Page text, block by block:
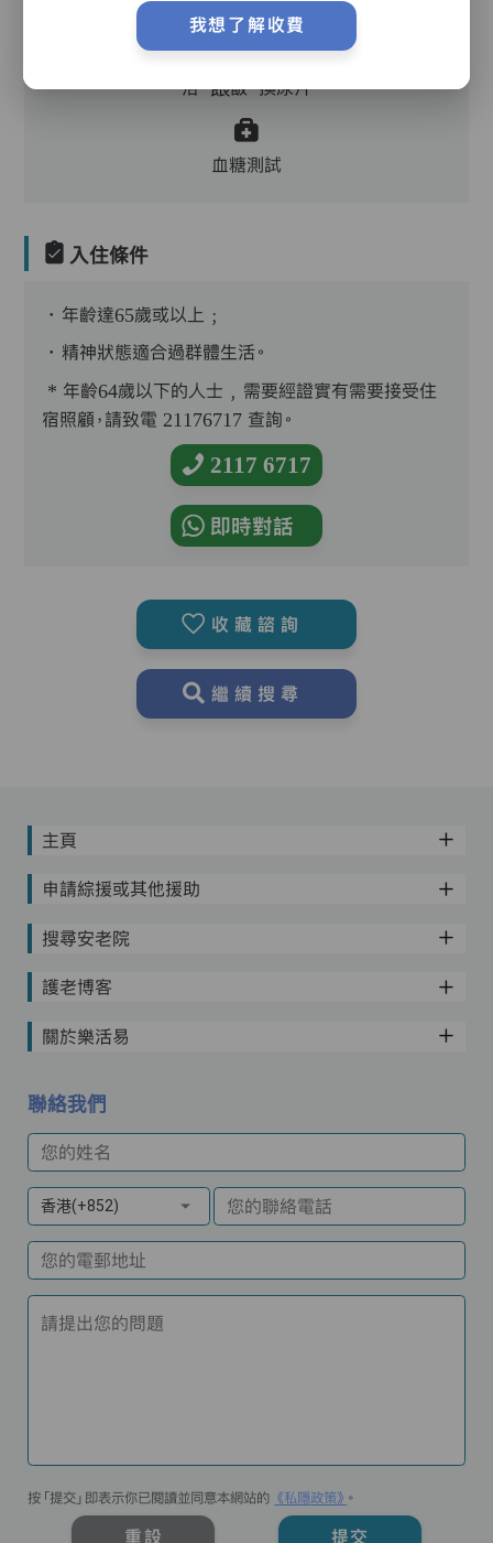
護理評估、執藥、核派藥、量度生命表徵、協助沐
浴、餵飯、換尿片
血糖測試
入住條件
．年齡達65歲或以上﹔
．精神狀態適合過群體生活。
* 年齡64歲以下的人士﹐需要經證實有需要接受住
宿照顧，請致電 21176717 查詢。
2117 6717
即時對話
收藏諮詢
繼續搜尋
主頁
申請綜援或其他援助
搜尋安老院
護老博客
關於樂活易
聯絡我們
您的姓名
香港(+852) 您的聯絡電話
您的電郵地址
請提出您的問題
按「提交」即表示你已閱讀並同意本網站的 《私隱政策》 。
重設 提交
我想了解收費